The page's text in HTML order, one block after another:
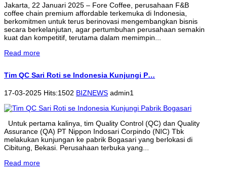
Jakarta, 22 Januari 2025 – Fore Coffee, perusahaan F&B
coffee chain premium affordable terkemuka di Indonesia,
berkomitmen untuk terus berinovasi mengembangkan bisnis
secara berkelanjutan, agar pertumbuhan perusahaan semakin
kuat dan kompetitif, terutama dalam memimpin...
Read more
Tim QC Sari Roti se Indonesia Kunjungi P…
17-03-2025 Hits:1502 BIZNEWS admin1
Untuk pertama kalinya, tim Quality Control (QC) dan Quality
Assurance (QA) PT Nippon Indosari Corpindo (NIC) Tbk
melakukan kunjungan ke pabrik Bogasari yang berlokasi di
Cibitung, Bekasi. Perusahaan terbuka yang...
Read more